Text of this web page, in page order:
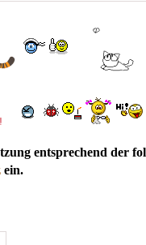
entsprechend der
ein.